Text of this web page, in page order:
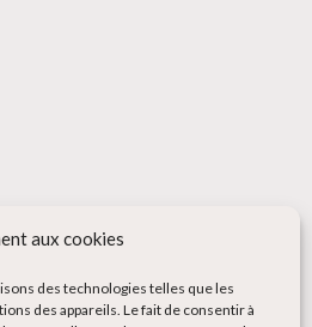
aux cookies
des technologies telles que les
des appareils. Le fait de consentir à